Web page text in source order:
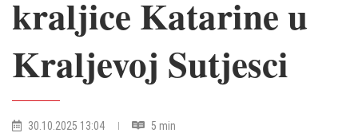
kraljice Katarine u
Kraljevoj Sutjesci
30.10.2025 13:04 5 min